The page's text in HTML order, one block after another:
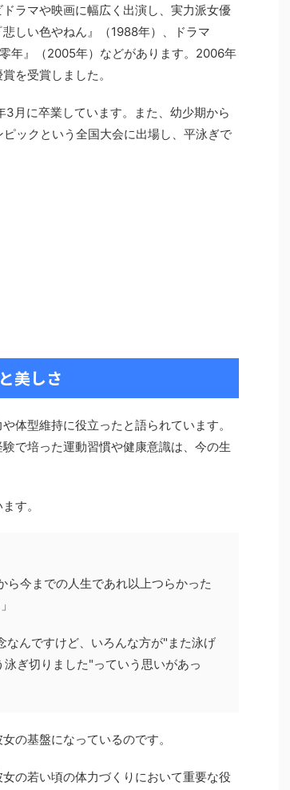
ラマや映画に幅広く出演し、実力派女優
しい色やねん』（1988年）、ドラマ
年』（2005年）などがあります。2006年
を受賞しました。
月に卒業しています。また、幼少期から
ックという全国大会に出場し、平泳ぎで
美しさ
体型維持に役立ったと語られています。
で培った運動習慣や健康意識は、今の生
す。
ら今までの人生であれ以上つらかった
なんですけど、いろんな方が"また泳げ
ぎ切りました"っていう思いがあっ
の基盤になっているのです。
の若い頃の体力づくりにおいて重要な役